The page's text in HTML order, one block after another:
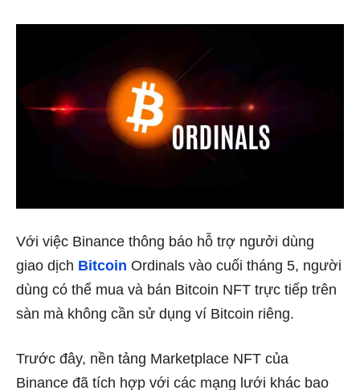
Với việc Binance thông báo hỗ trợ ngưởi dùng
giao dịch Bitcoin Ordinals vào cuối tháng 5, người
dùng có thể mua và bán Bitcoin NFT trực tiếp trên
sàn mà không cần sử dụng ví Bitcoin riêng.
Trước đây, nền tảng Marketplace NFT của
Binance đã tích hợp với các mạng lưới khác bao